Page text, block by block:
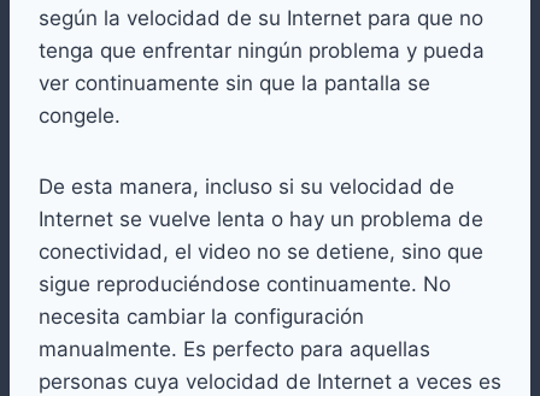
según la velocidad de su Internet para que no
tenga que enfrentar ningún problema y pueda
ver continuamente sin que la pantalla se
congele.
De esta manera, incluso si su velocidad de
Internet se vuelve lenta o hay un problema de
conectividad, el video no se detiene, sino que
sigue reproduciéndose continuamente. No
necesita cambiar la configuración
manualmente. Es perfecto para aquellas
personas cuya velocidad de Internet a veces es